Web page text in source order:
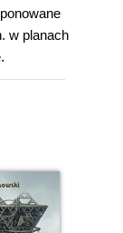
w planach